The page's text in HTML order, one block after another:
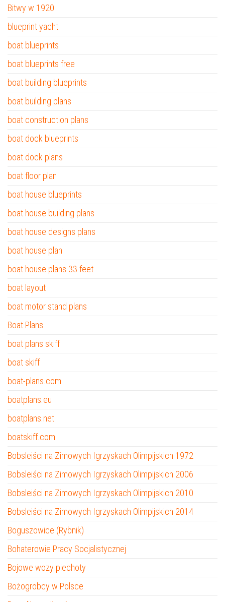
Bitwy w 1920
blueprint yacht
boat blueprints
boat blueprints free
boat building blueprints
boat building plans
boat construction plans
boat dock blueprints
boat dock plans
boat floor plan
boat house blueprints
boat house building plans
boat house designs plans
boat house plan
boat house plans 33 feet
boat layout
boat motor stand plans
Boat Plans
boat plans skiff
boat skiff
boat-plans.com
boatplans.eu
boatplans.net
boatskiff.com
Bobsleiści na Zimowych Igrzyskach Olimpijskich 1972
Bobsleiści na Zimowych Igrzyskach Olimpijskich 2006
Bobsleiści na Zimowych Igrzyskach Olimpijskich 2010
Bobsleiści na Zimowych Igrzyskach Olimpijskich 2014
Boguszowice (Rybnik)
Bohaterowie Pracy Socjalistycznej
Bojowe wozy piechoty
Bożogrobcy w Polsce